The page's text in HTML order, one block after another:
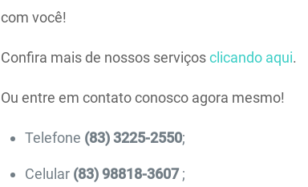
com você!
Confira mais de nossos serviçosclicando aqui.
Ou entre em contato conosco agora mesmo!
Telefone (83) 3225-2550;
Celular (83) 98818-3607 ;